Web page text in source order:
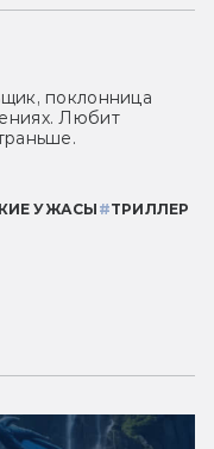
поклонница
Любит
УЖАСЫ #ТРИЛЛЕР